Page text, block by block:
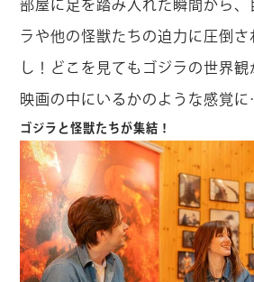
部屋に足を踏み入れた瞬間から
ラや他の怪獣たちの迫力に圧倒さ
し！どこを見てもゴジラの世界
映画の中にいるかのような感覚に
ゴジラと怪獣たちが集結！